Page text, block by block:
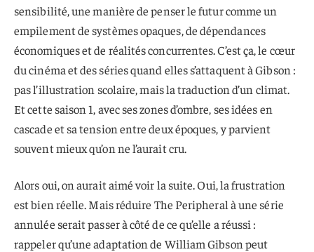
sensibilité, une manière de penser le futur comme un
empilement de systèmes opaques, de dépendances
économiques et de réalités concurrentes. C’est ça, le cœur
du cinéma et des séries quand elles s’attaquent à Gibson :
pas l’illustration scolaire, mais la traduction d’un climat.
Et cette saison 1, avec ses zones d’ombre, ses idées en
cascade et sa tension entre deux époques, y parvient
souvent mieux qu’on ne l’aurait cru.
Alors oui, on aurait aimé voir la suite. Oui, la frustration
est bien réelle. Mais réduire The Peripheral à une série
annulée serait passer à côté de ce qu’elle a réussi :
rappeler qu’une adaptation de William Gibson peut